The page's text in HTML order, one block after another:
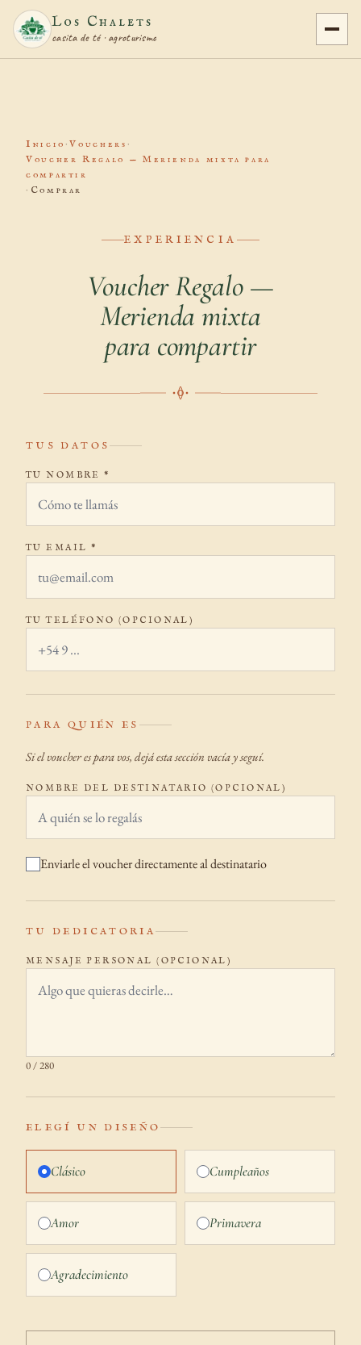
Los Chalets
casita de té · agroturismo
Inicio ·Vouchers ·
Voucher Regalo — Merienda mixta para
compartir
· Comprar
EXPERIENCIA
Voucher Regalo —
Merienda mixta
para compartir
TUS DATOS
TU NOMBRE *
TU EMAIL *
TU TELÉFONO (OPCIONAL)
PARA QUIÉN ES
Si el voucher es para vos, dejá esta sección vacía y seguí.
NOMBRE DEL DESTINATARIO(OPCIONAL)
Enviarle el voucher directamente al destinatario
TU DEDICATORIA
MENSAJE PERSONAL (OPCIONAL)
0/ 280
ELEGÍ UN DISEÑO
Clásico Cumpleaños
Amor Primavera
Agradecimiento